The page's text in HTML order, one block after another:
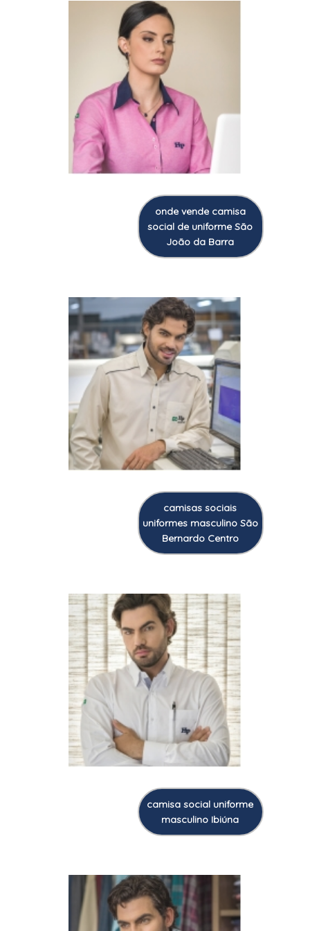
onde vende camisa
social de uniforme São
João da Barra
camisas sociais
uniformes masculino São
Bernardo Centro
camisa social uniforme
masculino Ibiúna